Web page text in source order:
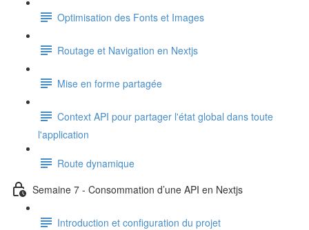
Optimisation des Fonts et Images
Routage et Navigation en Nextjs
Mise en forme partagée
Context API pour partager l'état global dans toute
l'application
Route dynamique
Semaine 7 - Consommation d’une API en Nextjs
Introduction et configuration du projet